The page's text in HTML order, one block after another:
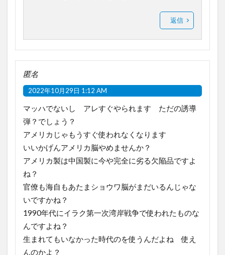
返信
匿名
2022年10月29日 1:12 AM
マッハでないし アレすぐやられます ただの誘導
弾？でしょう？
アメリカじゃもうすぐ使われなくなります
いいかげんアメリカ脳やめませんか？
アメリカ製は中国製に今や完全に劣る欠陥品ですよ
ね？
官僚も海自もあたまショウワ脳がまだいるんじゃな
いですかね？
1990年代にイラク第一次湾岸戦争で使われたものな
んですよね？
生まれてもいなかった時代のを使うんだよね 使え
んのかよ？